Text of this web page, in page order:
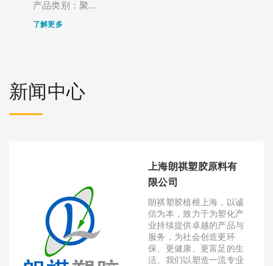
产品类别：聚...
了解更多
新闻中心
上海朗祺塑胶原料有
限公司
朗祺塑胶植根上海，以诚
信为本，致力于为塑化产
业持续提供卓越的产品与
服务，为社会创造更环
保、更健康、更富足的生
活。我们以塑造一流专业